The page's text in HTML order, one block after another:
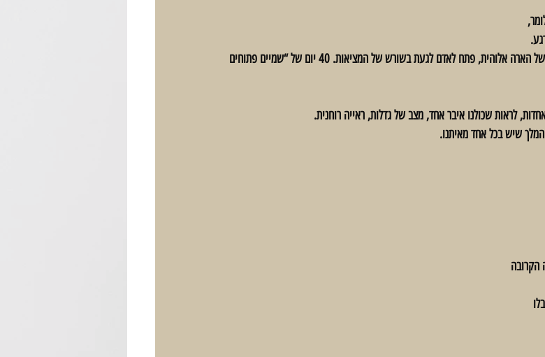
חודש אלול זהו עת רצון עצום. בחודש הזה ישנה גילוי של הארה אלוהית, פתח לאדם לגעת בשורש של המציאות. 40 יום של “שמיים פתוחים
לראות שכולנו איבר אחד, מצב של גדלות, ראייה רוחנית.
שיש בכל אחד מאיתנו.
הקרובה